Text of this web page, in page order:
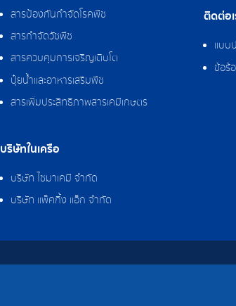
สารป้องกันกำจัดโรคพืช
สารกำจัดวัชพืช
สารควบคุมการเจริญเติบโต
ปุ๋ยน้ำและอาหารเสริมพืช
สารเพิ่มประสิทธิภาพสารเคมีเกษตร
บริษัทในเครือ
บริษัท ไซมาเคมี จำกัด
บริษัท แพ็คกิ้ง แอ็ก จำกัด
ติดต่อ
แบบ
ข้อร้